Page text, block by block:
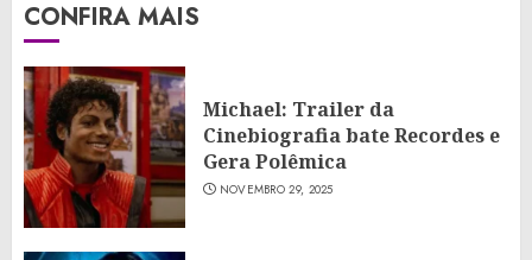
CONFIRA MAIS
Michael: Trailer da
Cinebiografia bate Recordes e
Gera Polêmica
NOVEMBRO 29, 2025